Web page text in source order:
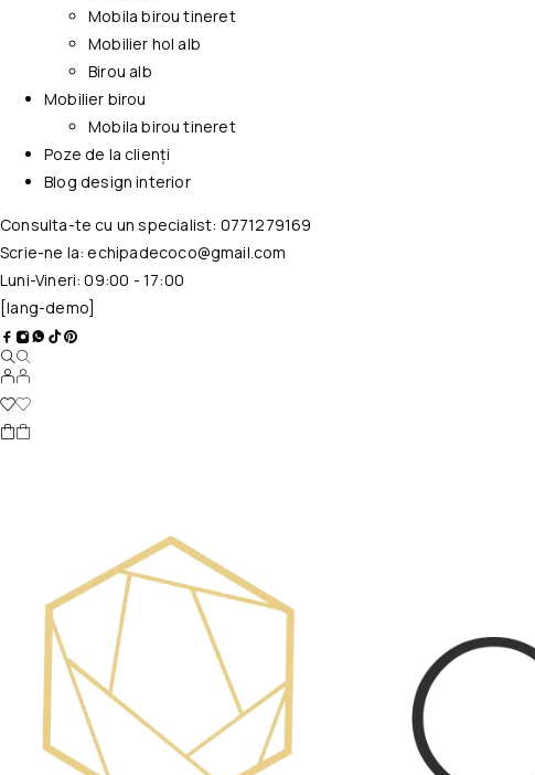
Mobila birou tineret
Mobilier hol alb
Birou alb
Mobilier birou
Mobila birou tineret
Poze de la clienți
Blog design interior
Consulta-te cu un specialist: 0771279169
Scrie-ne la:echipadecoco@gmail.com
Luni-Vineri: 09:00 - 17:00
[lang-demo]